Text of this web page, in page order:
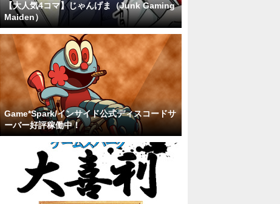
【大人気4コマ】じゃんげま（Junk Gaming
Maiden）
Game*Spark/インサイド公式ディスコードサ
ーバー好評稼働中！